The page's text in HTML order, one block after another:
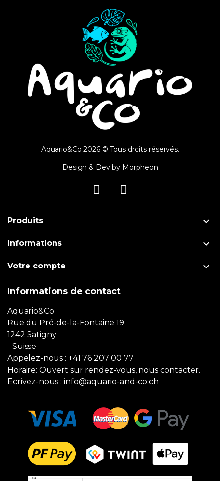
Aquario&Co 2026 © Tous droits réservés.
Design & Dev by Morpheon
Produits 
Informations 
Votre compte 
Informations de contact
Aquario&Co
Rue du Pré-de-la-Fontaine 19
1242 Satigny
Suisse
Appelez-nous : +41 76 207 00 77
Horaire: Ouvert sur rendez-vous, nous contacter.
Ecrivez-nous : info@aquario-and-co.ch